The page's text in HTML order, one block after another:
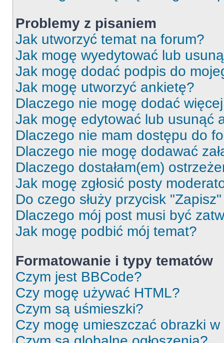
Problemy z pisaniem
Jak utworzyć temat na forum?
Jak mogę wyedytować lub
Jak mogę dodać podpis do
Jak mogę utworzyć ankietę?
Dlaczego nie mogę dodać
Jak mogę edytować lub usunąć
Dlaczego nie mam dostępu do
Dlaczego nie mogę dodawać
Dlaczego dostałam(em)
Jak mogę zgłosić posty
Do czego służy przycisk
Dlaczego mój post musi być
Jak mogę podbić mój temat?
Formatowanie i typy tematów
Czym jest BBCode?
Czy mogę używać HTML?
Czym są uśmieszki?
Czy mogę umieszczać obrazki